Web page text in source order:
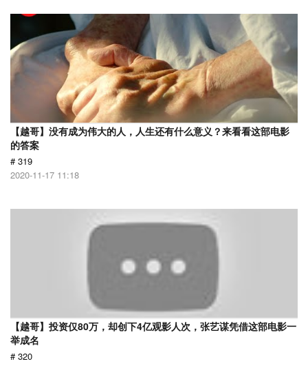
【越哥】没有成为伟大的人，人生还有什么意义？来看看这部电影
的答案
# 319
2020-11-17 11:18
【越哥】投资仅80万，却创下4亿观影人次，张艺谋凭借这部电影一
举成名
# 320